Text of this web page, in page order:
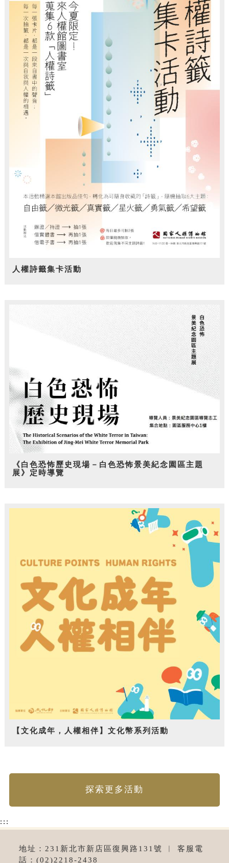
人權詩籤集卡活動
《白色恐怖歷史現場－白色恐怖景美紀念園區主題
展》定時導覽
【文化成年，人權相伴】文化幣系列活動
探索更多活動
:::
地址：231新北市新店區復興路131號 ︱ 客服電
話：(02)2218-2438